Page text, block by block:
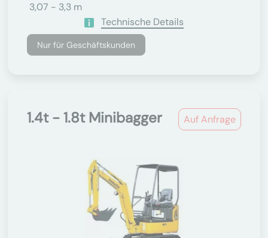
3,07 - 3,3 m
Technische Details
Nur für Geschäftskunden
Auf Anfrage
1.4t - 1.8t Minibagger